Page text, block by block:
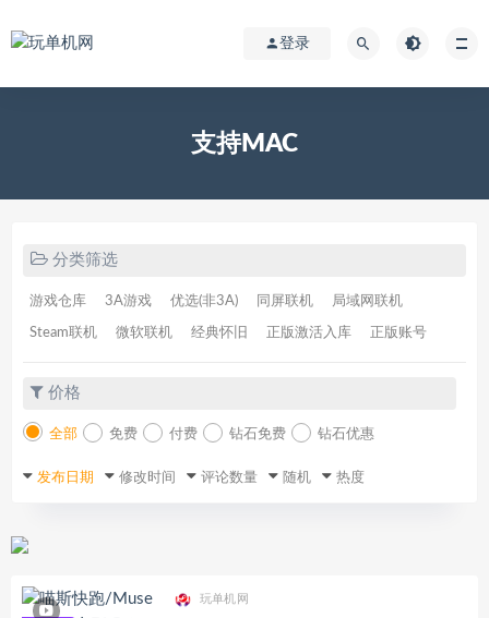
登录
支持MAC
分类筛选
游戏仓库 3A游戏 优选(非3A) 同屏联机 局域网联机
Steam联机 微软联机 经典怀旧 正版激活入库 正版账号
价格
全部 免费 付费 钻石免费 钻石优惠
发布日期 修改时间 评论数量 随机 热度
玩单机网